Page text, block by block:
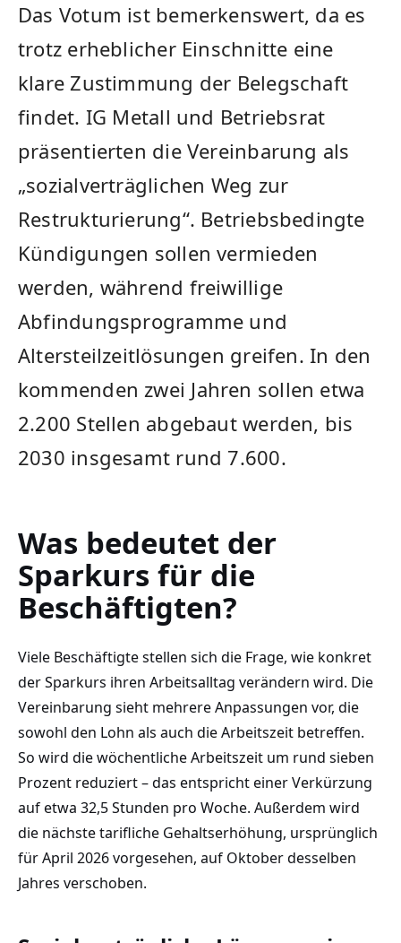
Das Votum ist bemerkenswert, da es
trotz erheblicher Einschnitte eine
klare Zustimmung der Belegschaft
findet. IG Metall und Betriebsrat
präsentierten die Vereinbarung als
„sozialverträglichen Weg zur
Restrukturierung“. Betriebsbedingte
Kündigungen sollen vermieden
werden, während freiwillige
Abfindungsprogramme und
Altersteilzeitlösungen greifen. In den
kommenden zwei Jahren sollen etwa
2.200 Stellen abgebaut werden, bis
2030 insgesamt rund 7.600.
Was bedeutet der
Sparkurs für die
Beschäftigten?
Viele Beschäftigte stellen sich die Frage, wie konkret
der Sparkurs ihren Arbeitsalltag verändern wird. Die
Vereinbarung sieht mehrere Anpassungen vor, die
sowohl den Lohn als auch die Arbeitszeit betreffen.
So wird die wöchentliche Arbeitszeit um rund sieben
Prozent reduziert – das entspricht einer Verkürzung
auf etwa 32,5 Stunden pro Woche. Außerdem wird
die nächste tarifliche Gehaltserhöhung, ursprünglich
für April 2026 vorgesehen, auf Oktober desselben
Jahres verschoben.